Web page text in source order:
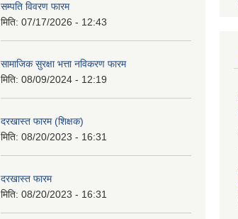
सम्पति विवरण फारम
मिति: 07/17/2026 - 12:43
सामाजिक सुरक्षा भत्ता नविकरण फारम
मिति: 08/09/2024 - 12:19
दरखास्त फारम (शिक्षक)
मिति: 08/20/2023 - 16:31
दरखास्त फारम
मिति: 08/20/2023 - 16:31